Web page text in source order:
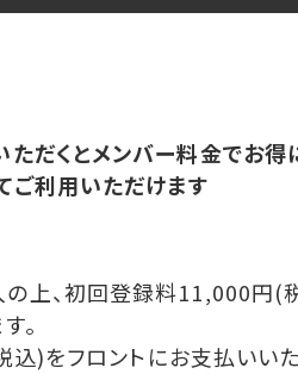
だくとメンバー料金でお
ご利用いただけます
上、初回登録料11,000円(
。
をフロントにお支払いいた